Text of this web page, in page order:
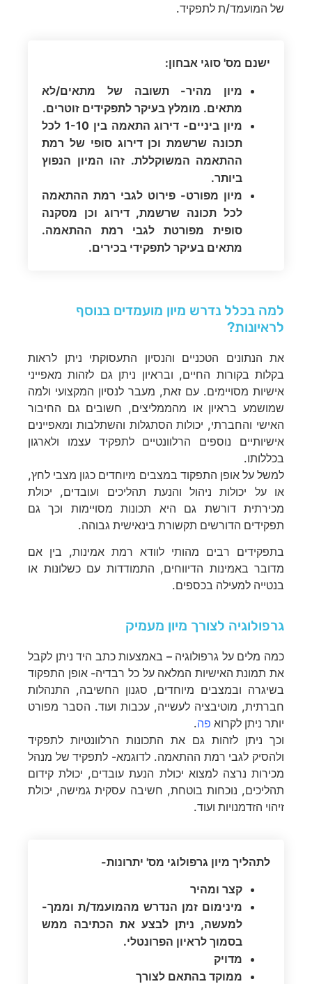
של המועמד/ת לתפקיד.
ישנם מס' סוגי אבחון:
מיון מהיר- תשובה של מתאים/לא
מתאים. מומלץ בעיקר לתפקידים זוטרים.
מיון ביניים- דירוג התאמה בין 1-10 לכל
תכונה שרשמת וכן דירוג סופי של רמת
ההתאמה המשוקללת. זהו המיון הנפוץ
ביותר.
מיון מפורט- פירוט לגבי רמת ההתאמה
לכל תכונה שרשמת, דירוג וכן מסקנה
סופית מפורטת לגבי רמת ההתאמה.
מתאים בעיקר לתפקידי בכירים.
למה בכלל נדרש מיון מועמדים בנוסף
לראיונות?
את הנתונים הטכניים והנסיון התעסוקתי ניתן לראות
בקלות בקורות החיים, ובראיון ניתן גם לזהות מאפייני
אישיות מסויימים. עם זאת, מעבר לנסיון המקצועי ולמה
שמושמע בראיון או מהממליצים, חשובים גם החיבור
האישי והחברתי, יכולות הסתגלות והשתלבות ומאפיינים
אישיותיים נוספים הרלוונטיים לתפקיד עצמו ולארגון
בכללותו.
למשל על אופן התפקוד במצבים מיוחדים כגון מצבי לחץ,
או על יכולות ניהול והנעת תהליכים ועובדים, יכולת
מכירתית דורשת גם היא תכונות מסויימות וכך גם
תפקידים הדורשים תקשורת בינאישית גבוהה.
בתפקידים רבים מהותי לוודא רמת אמינות, בין אם
מדובר באמינות הדיווחים, התמודדות עם כשלונות או
בנטייה למעילה בכספים.
גרפולוגיה לצורך מיון מעמיק
כמה מלים על גרפולוגיה – באמצעות כתב היד ניתן לקבל
את תמונת האישיות המלאה על כל רבדיה- אופן התפקוד
בשיגרה ובמצבים מיוחדים, סגנון החשיבה, התנהלות
חברתית, מוטיבציה לעשייה, עכבות ועוד. הסבר מפורט
יותר ניתן לקרוא פה.
וכך ניתן לזהות גם את התכונות הרלוונטיות לתפקיד
ולהסיק לגבי רמת ההתאמה. לדוגמא- לתפקיד של מנהל
מכירות נרצה למצוא יכולת הנעת עובדים, יכולת קידום
תהליכים, נוכחות בוטחת, חשיבה עסקית גמישה, יכולת
זיהוי הזדמנויות ועוד.
לתהליך מיון גרפולוגי מס' יתרונות-
קצר ומהיר
מינימום זמן הנדרש מהמועמד/ת וממך-
למעשה, ניתן לבצע את הכתיבה ממש
בסמוך לראיון הפרונטלי.
מדויק
ממוקד בהתאם לצורך